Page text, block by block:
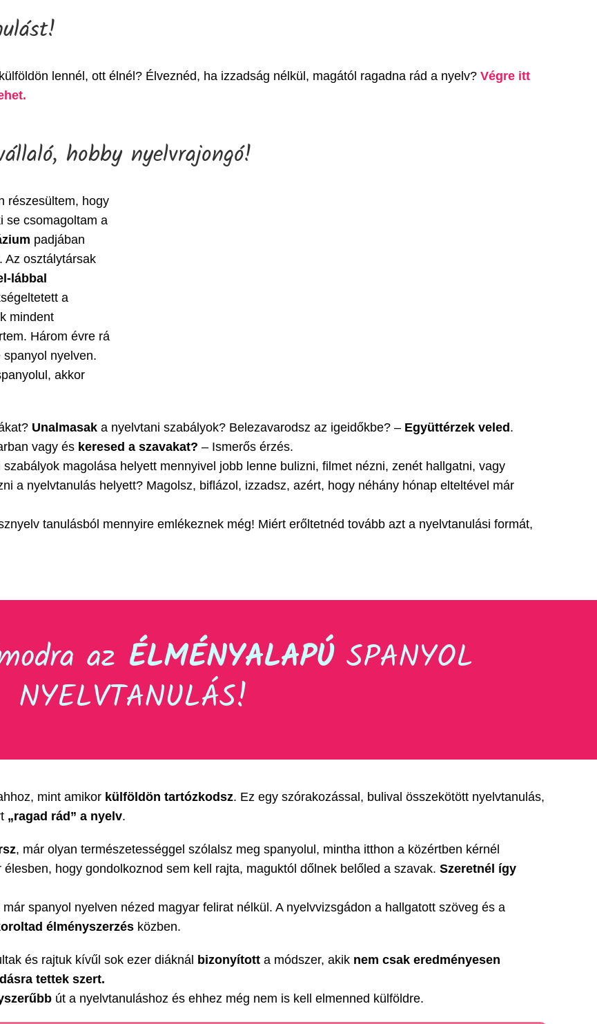
lennél, ott élnél? Élveznéd, ha izzadság nélkül, magától ragadna rád a nyelv? Végre itt
hobby nyelvrajongó!
részesültem, hogy
se csomagoltam a
padjában
Az osztálytársak
lábbal
a
mindent
Három évre rá
spanyol nyelven.
akkor
Unalmasaka nyelvtani szabályok? Belezavarodsz az igeidőkbe? – Együttérzek veled .
vagy és keresed a szavakat? – Ismerős érzés.
magolása helyett mennyivel jobb lenne bulizni, filmet nézni, zenét hallgatni, vagy
a nyelvtanulás helyett? Magolsz, biflázol, izzadsz, azért, hogy néhány hónap elteltével már
tanulásból mennyire emlékeznek még! Miért erőltetnéd tovább azt a nyelvtanulási formát,
az ÉLMÉNYALAPÚSPANYOL
NYELVTANULÁS!
mint amikor külföldön tartózkodsz. Ez egy szórakozással, bulival összekötött nyelvtanulás,
„ragad rád” a nyelv.
, már olyan természetességgel szólalsz meg spanyolul, mintha itthon a közértben kérnél
hogy gondolkoznod sem kell rajta, maguktól dőlnek belőled a szavak. Szeretnél így
spanyol nyelven nézed magyar felirat nélkül. A nyelvvizsgádon a hallgatott szöveg és a
élményszerzésközben.
és rajtuk kívűl sok ezer diáknál bizonyította módszer, akik nem csak eredményesen
tettek szert.
út a nyelvtanuláshoz és ehhez még nem is kell elmenned külföldre.